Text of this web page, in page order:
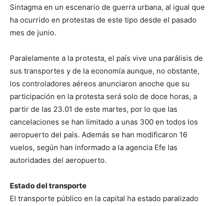
Sintagma en un escenario de guerra urbana, al igual que
ha ocurrido en protestas de este tipo desde el pasado
mes de junio.
Paralelamente a la protesta, el país vive una parálisis de
sus transportes y de la economía aunque, no obstante,
los controladores aéreos anunciaron anoche que su
participación en la protesta será solo de doce horas, a
partir de las 23.01 de este martes, por lo que las
cancelaciones se han limitado a unas 300 en todos los
aeropuerto del país. Además se han modificaron 16
vuelos, según han informado a la agencia Efe las
autoridades del aeropuerto.
Estado del transporte
El transporte público en la capital ha estado paralizado